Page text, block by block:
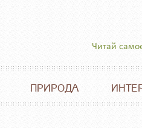
Читай
ПРИРОДА